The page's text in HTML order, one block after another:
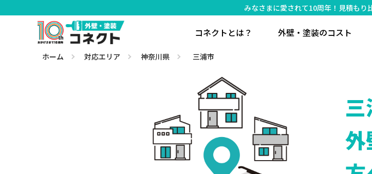
みなさまに愛されて10周年！見積もり
コネクトとは？ 外壁・塗装のコスト
ホーム 対応エリア 神奈川県 三浦市
外